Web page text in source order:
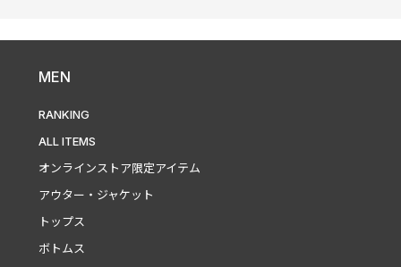
MEN
RANKING
ALL ITEMS
オンラインストア限定アイテム
アウター・ジャケット
トップス
ボトムス